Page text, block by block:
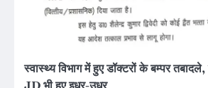
स्वास्थ्य विभाग में हुए डॉक्टरों के बम्पर